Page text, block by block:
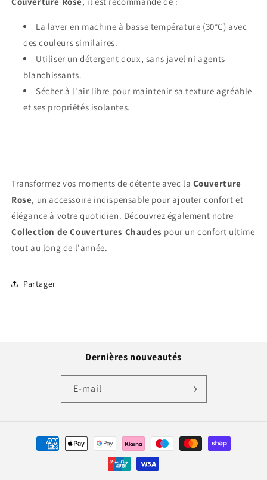
La laver en machine à basse température (30°C) avec
des couleurs similaires.
Utiliser un détergent doux, sans javel ni agents
blanchissants.
Sécher à l'air libre pour maintenir sa texture agréable
et ses propriétés isolantes.
Transformez vos moments de détente avec la Couverture
Rose, un accessoire indispensable pour ajouter confort et
élégance à votre quotidien. Découvrez également notre
Collection de Couvertures Chaudes pour un confort ultime
tout au long de l'année.
Partager
Dernières nouveautés
E-mail
Moyens